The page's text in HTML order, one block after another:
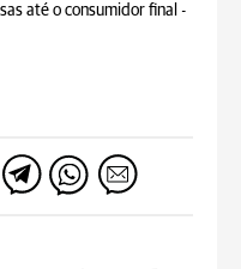
até o consumidor final -